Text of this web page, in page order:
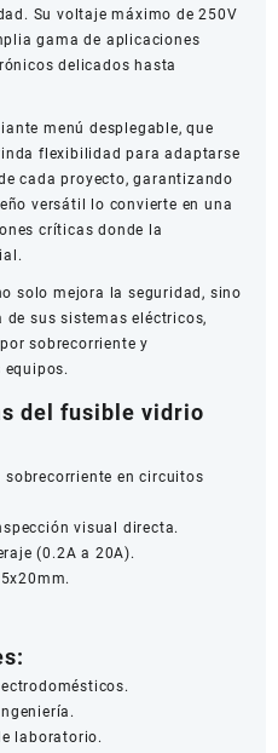
Su voltaje máximo de 250V
gama de aplicaciones
delicados hasta
menú desplegable, que
flexibilidad para adaptarse
cada proyecto, garantizando
versátil lo convierte en una
críticas donde la
solo mejora la seguridad, sino
sus sistemas eléctricos,
sobrecorriente y
del fusible vidrio
en circuitos
visual directa.
(0.2A a 20A).
laboratorio.